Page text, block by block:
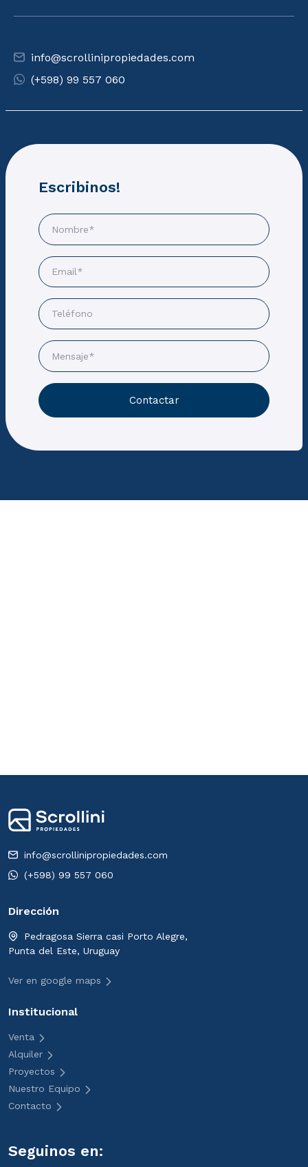
info@scrollinipropiedades.com
(+598) 99 557 060
Escribinos!
Contactar
info@scrollinipropiedades.com
(+598) 99 557 060
Dirección
Pedragosa Sierra casi Porto Alegre,
Punta del Este, Uruguay
Ver en google maps
Institucional
Venta
Alquiler
Proyectos
Nuestro Equipo
Contacto
Seguinos en: